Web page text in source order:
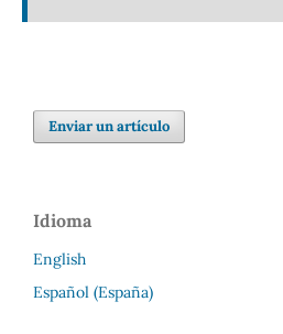
Enviar un artículo
Idioma
English
Español (España)